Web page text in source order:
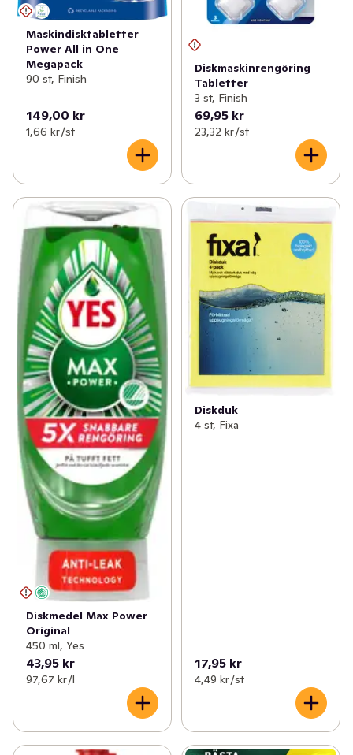
Maskindisktabletter
Power All in One
Megapack
90 st, Finish
149,00 kr
1,66 kr /st
Diskmaskinrengöring
Tabletter
3 st, Finish
69,95 kr
23,32 kr /st
Diskmedel Max Power
Original
450 ml, Yes
43,95 kr
97,67 kr /l
Diskduk
4 st, Fixa
17,95 kr
4,49 kr /st